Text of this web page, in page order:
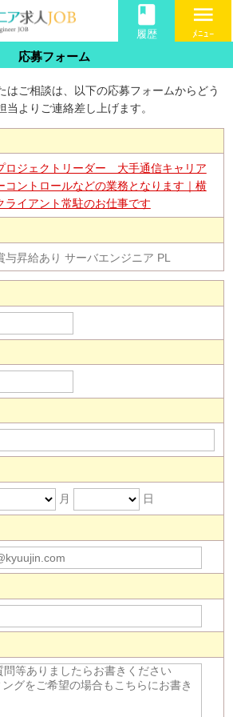
book
履歴
menu
ﾒﾆｭｰ
応募フォーム
はご相談は、以下の応募フォームからどう
当よりご連絡差し上げます。
ジェクトリーダー 大手通信キャリア
コントロールなどの業務となります｜横
イアント常駐のお仕事です
昇給あり サーバエンジニア PL
月 日